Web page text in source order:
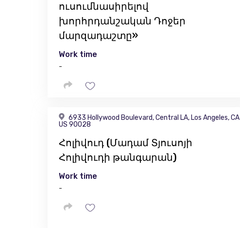
ուսումնասիրելով
խորհրդանշական Դոջեր
մարզադաշտը»
Work time
-
6933 Hollywood Boulevard, Central LA, Los Angeles, CA
US 90028
Հոլիվուդ (Մադամ Տյուսոյի
Հոլիվուդի թանգարան)
Work time
-